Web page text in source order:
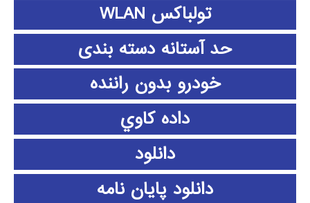
تولباکس WLAN
حد آستانه دسته بندی
خودرو بدون راننده
داده كاوي
دانلود
دانلود پايان نامه